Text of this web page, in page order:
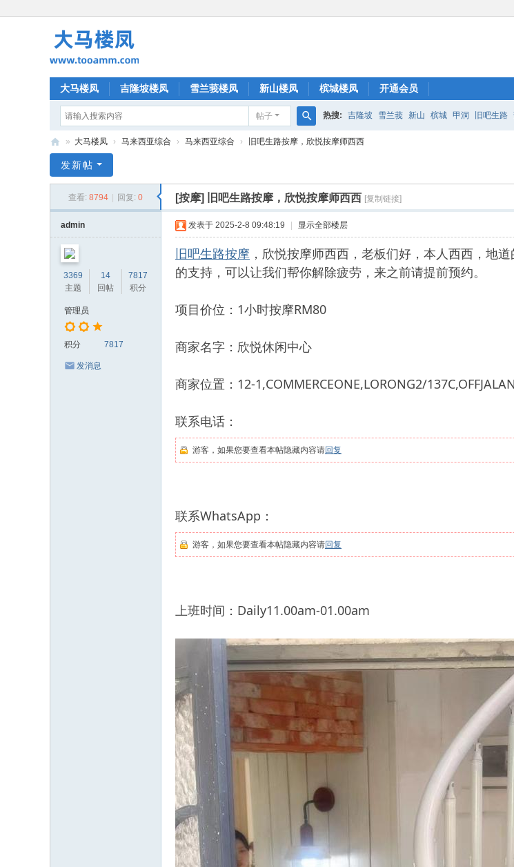
大马楼凤 吉隆坡楼凤 雪兰莪楼凤 新山楼凤 槟城楼凤 开通会员
帖子
搜
热搜: 吉隆坡 雪兰莪 新山 槟城 甲洞 旧吧生路
马
» 大马楼凤 › 马来西亚综合 › 马来西亚综合 › 旧吧生路按摩，欣悦按摩师西西
发新帖
查看: 8794 回复: 0 [按摩] 旧吧生路按摩，欣悦按摩师西西 [复制链接]
admin
3369
主题
14
回帖
7817
积分
管理员
积分 7817
发消息
发表于 2025-2-8 09:48:19 显示全部楼层
旧吧生路按摩 ，欣悦按摩师西西，老板们好，本人西西，地
的支持，可以让我们帮你解除疲劳，来之前请提前预约。
项目价位：1小时按摩RM80
商家名字：欣悦休闲中心
商家位置：12-1,COMMERCEONE,LORONG2/
联系电话：
游客，如果您要查看本帖隐藏内容请回复
联系WhatsApp：
游客，如果您要查看本帖隐藏内容请回复
上班时间：Daily11.00am-01.00am